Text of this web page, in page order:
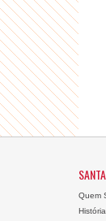
Quem
História